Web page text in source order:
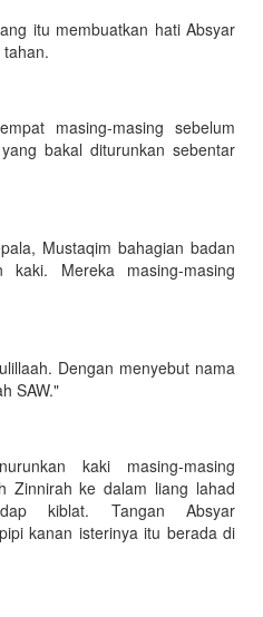
itu membuatkan hati Absyar
masing-masing sebelum
bakal diturunkan sebentar
Mustaqim bahagian badan
Mereka masing-masing
Dengan menyebut nama
SAW."
kaki masing-masing
Zinnirah ke dalam liang lahad
kiblat. Tangan Absyar
kanan isterinya itu berada di